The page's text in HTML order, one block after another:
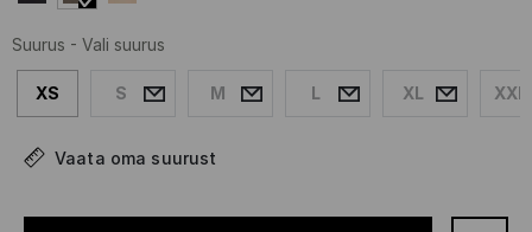
Suurus - Vali suurus
XS S M L XL XXL
Vaata oma suurust